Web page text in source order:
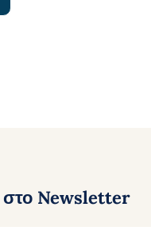
Newsletter